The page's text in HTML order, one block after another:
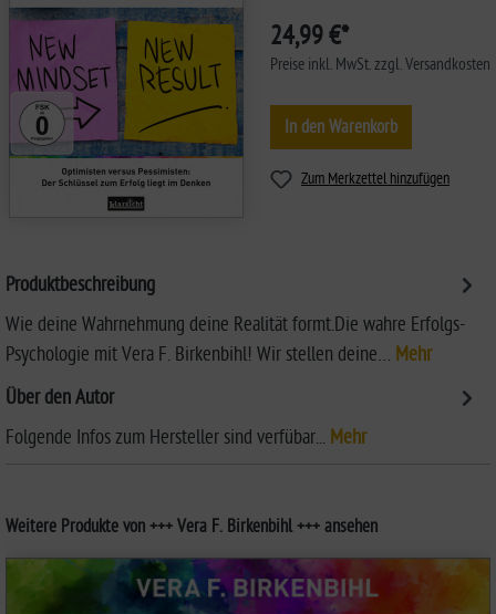
24,99 €*
Preise inkl. MwSt. zzgl. Versandkosten
In den Warenkorb
Zum Merkzettel hinzufügen
Produktbeschreibung
Wie deine Wahrnehmung deine Realität formt.Die wahre Erfolgs-
Psychologie mit Vera F. Birkenbihl! Wir stellen deine… Mehr
Über den Autor
Folgende Infos zum Hersteller sind verfübar... Mehr
Weitere Produkte von +++ Vera F. Birkenbihl +++ ansehen